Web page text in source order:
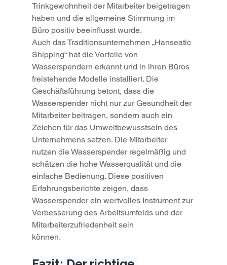
Trinkgewohnheit der Mitarbeiter beigetragen
haben und die allgemeine Stimmung im
Büro positiv beeinflusst wurde.
Auch das Traditionsunternehmen „Hanseatic
Shipping“ hat die Vorteile von
Wasserspendern erkannt und in ihren Büros
freistehende Modelle installiert. Die
Geschäftsführung betont, dass die
Wasserspender nicht nur zur Gesundheit der
Mitarbeiter beitragen, sondern auch ein
Zeichen für das Umweltbewusstsein des
Unternehmens setzen. Die Mitarbeiter
nutzen die Wasserspender regelmäßig und
schätzen die hohe Wasserqualität und die
einfache Bedienung. Diese positiven
Erfahrungsberichte zeigen, dass
Wasserspender ein wertvolles Instrument zur
Verbesserung des Arbeitsumfelds und der
Mitarbeiterzufriedenheit sein
können.